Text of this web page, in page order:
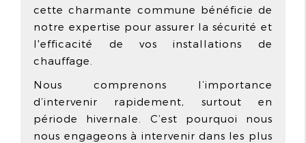
cette charmante commune bénéficie de
notre expertise pour assurer la sécurité et
l'efficacité de vos installations de
chauffage.
Nous comprenons l’importance
d’intervenir rapidement, surtout en
période hivernale. C’est pourquoi nous
nous engageons à intervenir dans les plus